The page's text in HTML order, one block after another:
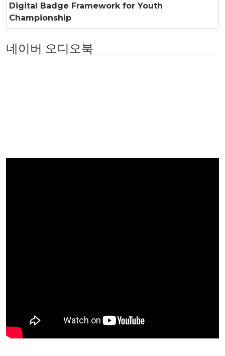
Digital Badge Framework for Youth
Championship
네이버 오디오북